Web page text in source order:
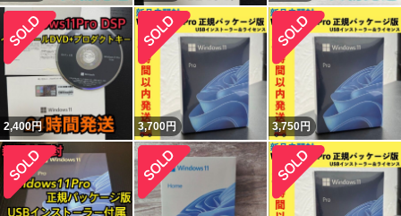
2,400円 3,700円 3,750円